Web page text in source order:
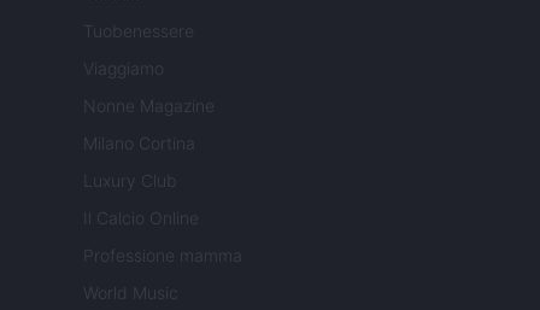
Tuobenessere
Viaggiamo
Nonne Magazine
Milano Cortina
Luxury Club
Il Calcio Online
Professione mamma
World Music